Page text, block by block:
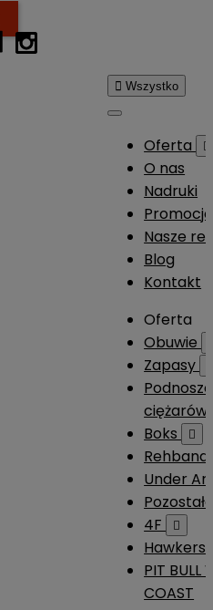
 Wszystko
Oferta 
O nas
Nadruki
Promocje
Nasze
Blog
Kontakt
Oferta
Obuwie
Zapasy
ciężarów
Boks

Rehband
Under
4F

Hawkers
PIT BULL
COAST